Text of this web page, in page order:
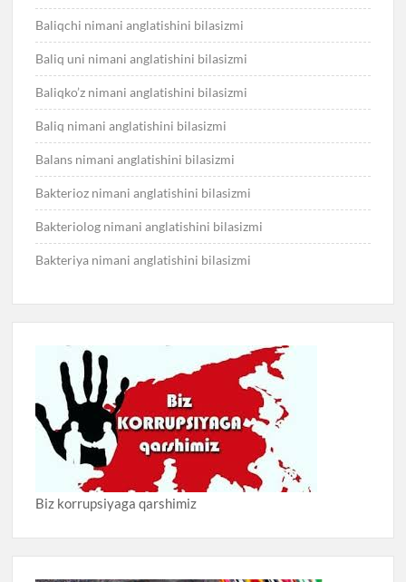
Baliqchi nimani anglatishini bilasizmi
Baliq uni nimani anglatishini bilasizmi
Baliqko’z nimani anglatishini bilasizmi
Baliq nimani anglatishini bilasizmi
Balans nimani anglatishini bilasizmi
Bakterioz nimani anglatishini bilasizmi
Bakteriolog nimani anglatishini bilasizmi
Bakteriya nimani anglatishini bilasizmi
Biz korrupsiyaga qarshimiz